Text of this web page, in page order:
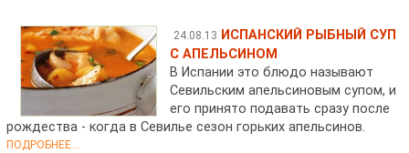
24.08.13 ИСПАНСКИЙ РЫБНЫЙ СУП
С АПЕЛЬСИНОМ
В Испании это блюдо называют
Севильским апельсиновым супом, и
его принято подавать сразу после
рождества - когда в Севилье сезон горьких апельсинов.
ПОДРОБНЕЕ...